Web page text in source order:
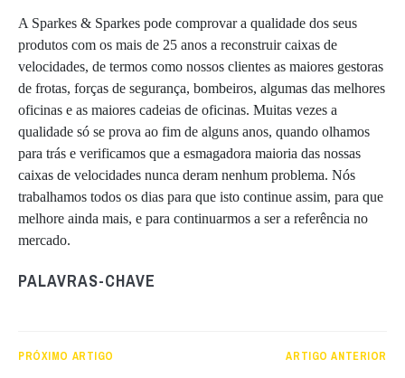
A Sparkes & Sparkes pode comprovar a qualidade dos seus
produtos com os mais de 25 anos a reconstruir caixas de
velocidades, de termos como nossos clientes as maiores gestoras
de frotas, forças de segurança, bombeiros, algumas das melhores
oficinas e as maiores cadeias de oficinas. Muitas vezes a
qualidade só se prova ao fim de alguns anos, quando olhamos
para trás e verificamos que a esmagadora maioria das nossas
caixas de velocidades nunca deram nenhum problema. Nós
trabalhamos todos os dias para que isto continue assim, para que
melhore ainda mais, e para continuarmos a ser a referência no
mercado.
PALAVRAS-CHAVE
PRÓXIMO ARTIGO ARTIGO ANTERIOR